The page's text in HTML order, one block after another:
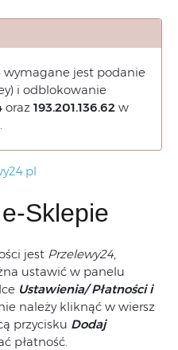
wymagane jest podanie
i odblokowanie
oraz 193.201.136.62 w
Sklepie
jest Przelewy24,
ustawić w panelu
Ustawienia/ Płatności i
należy kliknąć w wiersz
przycisku Dodaj
płatność.